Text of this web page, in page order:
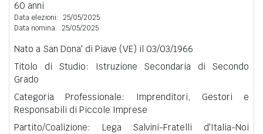
60 anni
Data elezioni: 25/05/2025
Data nomina: 25/05/2025
Nato a San Dona' di Piave (VE) il 03/03/1966
Titolo di Studio: Istruzione Secondaria di Secondo
Grado
Categoria Professionale: Imprenditori, Gestori e
Responsabili di Piccole Imprese
Partito/Coalizione: Lega Salvini-Fratelli d'Italia-Noi